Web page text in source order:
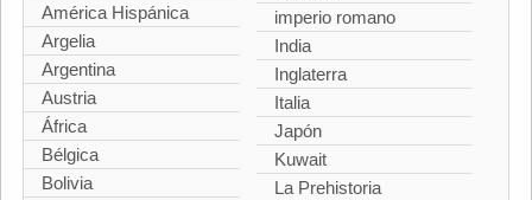
América Hispánica
Argelia
Argentina
Austria
África
Bélgica
Bolivia
imperio romano
India
Inglaterra
Italia
Japón
Kuwait
La Prehistoria